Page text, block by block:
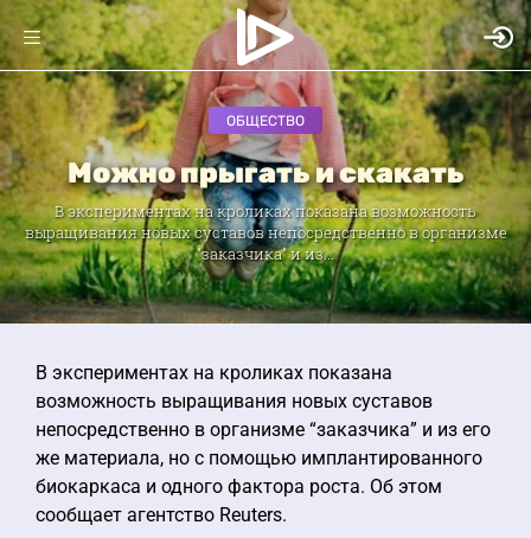
ОБЩЕСТВО
Можно прыгать и скакать
В экспериментах на кроликах показана возможность
выращивания новых суставов непосредственно в организме
“заказчика” и из...
В экспериментах на кроликах показана
возможность выращивания новых суставов
непосредственно в организме “заказчика” и из его
же материала, но с помощью имплантированного
биокаркаса и одного фактора роста. Об этом
сообщает агентство Reuters.